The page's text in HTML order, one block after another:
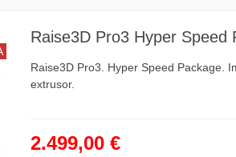
Raise3D Pro3 Hyper Speed
Raise3D Pro3. Hyper Speed Package.
extrusor.
2.499,00 €